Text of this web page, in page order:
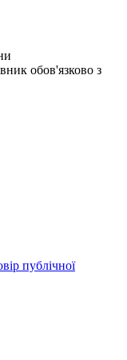
обов'язково з
публічної